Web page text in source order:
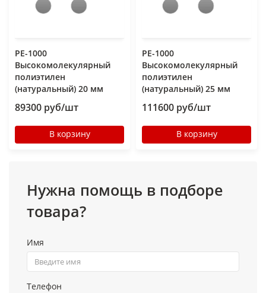
РЕ-1000
Высокомолекулярный
полиэтилен
(натуральный) 20 мм
89300 руб/шт
В корзину
РЕ-1000
Высокомолекулярный
полиэтилен
(натуральный) 25 мм
111600 руб/шт
В корзину
Нужна помощь в подборе
товара?
Имя
Телефон